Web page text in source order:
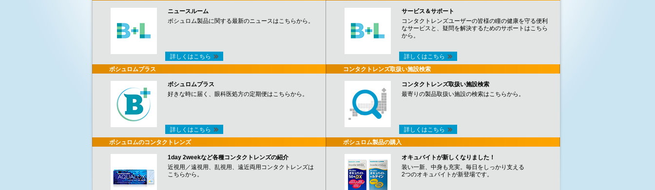
ニュースルーム
ボシュロム製品に関する最新のニュースはこちらから。
詳しくはこちら
ボシュロムプラス
ボシュロムプラス
好きな時に届く、眼科医処方の定期便はこちらから。
詳しくはこちら
ボシュロムのコンタクトレンズ
1day 2weekなど各種コンタクトレンズの紹介
近視用／遠視用、乱視用、遠近両用コンタクトレンズは
こちらから。
サービス＆サポート
コンタクトレンズユーザーの皆様の瞳の健康を守る便利
なサービスと、疑問を解決するためのサポートはこちら
から。
詳しくはこちら
コンタクトレンズ取扱い施設検索
コンタクトレンズ取扱い施設検索
最寄りの製品取扱い施設の検索はこちらから。
詳しくはこちら
ボシュロム製品の購入
オキュバイトが新しくなりました！
装い一新、中身も充実。毎日をしっかり支える
2つのオキュバイトが新登場です。